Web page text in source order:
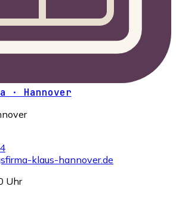
· Hannover
klaus-hannover.de
Uhr